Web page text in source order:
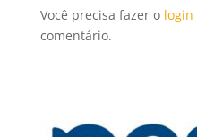
Você precisa fazer o login
comentário.